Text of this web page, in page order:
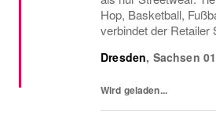
Hop, Basketball,
verbindet der Retailer
Stores in Europa und
Dresden, Sachsen 01
Wird geladen...